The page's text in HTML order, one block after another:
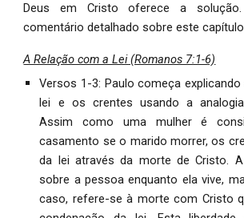
Deus em Cristo oferece a
comentário detalhado sobre este
A Relação com a Lei (Romanos 7:1-6)
Versos 1-3: Paulo começa
lei e os crentes usando a
Assim como uma mulher é
casamento se o marido morrer, os
da lei através da morte de Cristo.
sobre a pessoa enquanto ela vive,
caso, refere-se à morte com Cristo